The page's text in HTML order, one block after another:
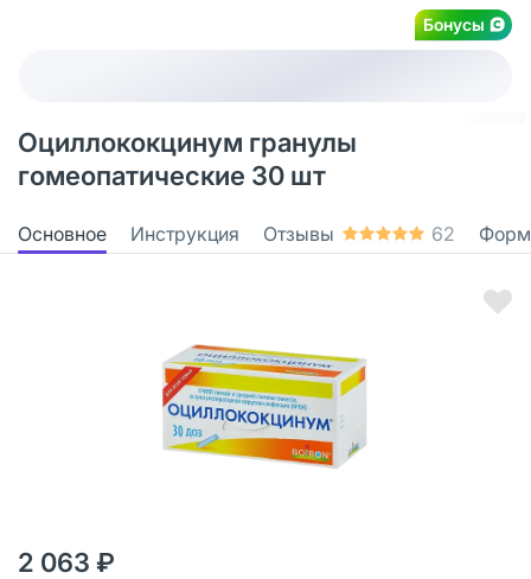
Бонусы
Оциллококцинум гранулы
гомеопатические 30 шт
Основное Инструкция Отзывы 62
2 063 ₽